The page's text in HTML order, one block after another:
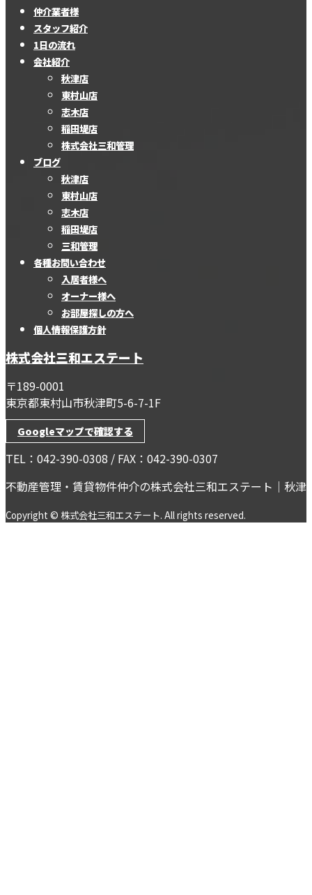
仲介業者様
スタッフ紹介
1日の流れ
会社紹介
秋津店
東村山店
志木店
稲田堤店
株式会社三和管理
ブログ
秋津店
東村山店
志木店
稲田堤店
三和管理
各種お問い合わせ
入居者様へ
オーナー様へ
お部屋探しの方へ
個人情報保護方針
株式会社三和エステート
〒189-0001
東京都東村山市秋津町5-6-7-1F
Googleマップで確認する
TEL：042-390-0308 / FAX：042-390-0307
不動産管理・賃貸物件仲介の株式会社三和エステート｜秋
Copyright © 株式会社三和エステート. All rights reserved.